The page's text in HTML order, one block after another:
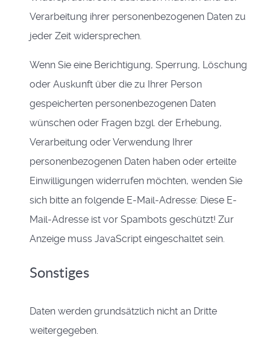
Verarbeitung ihrer personenbezogenen Daten zu
jeder Zeit widersprechen.
Wenn Sie eine Berichtigung, Sperrung, Löschung
oder Auskunft über die zu Ihrer Person
gespeicherten personenbezogenen Daten
wünschen oder Fragen bzgl. der Erhebung,
Verarbeitung oder Verwendung Ihrer
personenbezogenen Daten haben oder erteilte
Einwilligungen widerrufen möchten, wenden Sie
sich bitte an folgende E-Mail-Adresse: Diese E-
Mail-Adresse ist vor Spambots geschützt! Zur
Anzeige muss JavaScript eingeschaltet sein.
Sonstiges
Daten werden grundsätzlich nicht an Dritte
weitergegeben.